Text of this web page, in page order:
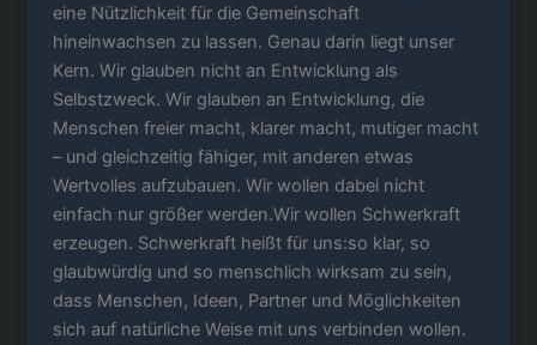
eine Nützlichkeit für die Gemeinschaft
hineinwachsen zu lassen. Genau darin liegt unser
Kern. Wir glauben nicht an Entwicklung als
Selbstzweck. Wir glauben an Entwicklung, die
Menschen freier macht, klarer macht, mutiger macht
– und gleichzeitig fähiger, mit anderen etwas
Wertvolles aufzubauen. Wir wollen dabei nicht
einfach nur größer werden.Wir wollen Schwerkraft
erzeugen. Schwerkraft heißt für uns:so klar, so
glaubwürdig und so menschlich wirksam zu sein,
dass Menschen, Ideen, Partner und Möglichkeiten
sich auf natürliche Weise mit uns verbinden wollen.